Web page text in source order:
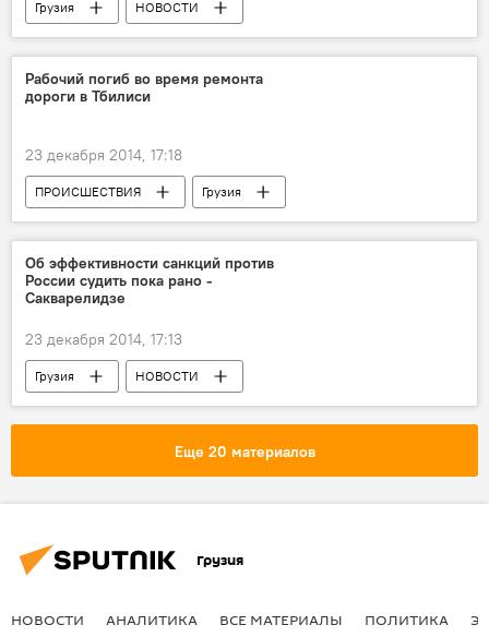
Грузия НОВОСТИ
Рабочий погиб во время ремонта
дороги в Тбилиси
23 декабря 2014, 17:18
ПРОИСШЕСТВИЯ
Грузия
НОВОСТИ
Об эффективности санкций против
России судить пока рано -
Сакварелидзе
23 декабря 2014, 17:13
Грузия НОВОСТИ
Еще 20 материалов
Грузия
НОВОСТИ АНАЛИТИКА ВСЕ МАТЕРИАЛЫ ПОЛИТИКА